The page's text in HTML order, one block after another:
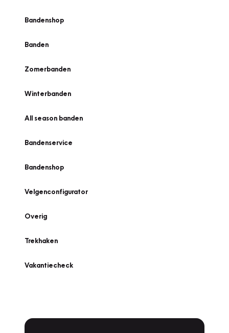
Bandenshop
Banden
Zomerbanden
Winterbanden
All season banden
Bandenservice
Bandenshop
Velgenconfigurator
Overig
Trekhaken
Vakantiecheck